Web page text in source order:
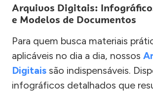
Arquivos Digitais:
e Modelos de Documentos
Para quem busca materiais
aplicáveis no dia a dia, nossos
Digitais são indispensáveis.
infográficos detalhados que